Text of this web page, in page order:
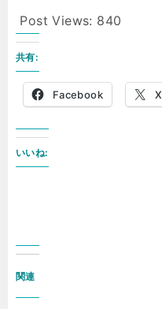
Post Views: 840
共有:
Facebook X
いいね:
関連